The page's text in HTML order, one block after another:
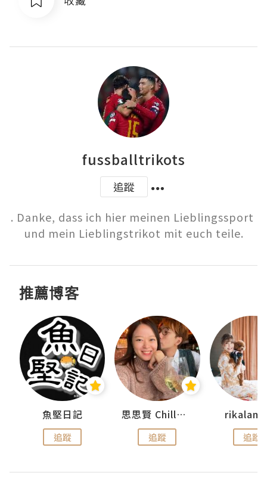
fussballtrikots
追蹤
. Danke, dass ich hier meinen Lieblingssport
und mein Lieblingstrikot mit euch teile.
推薦博客
魚堅日記
追蹤
思思賢 ChillMyBabe
追蹤 追蹤